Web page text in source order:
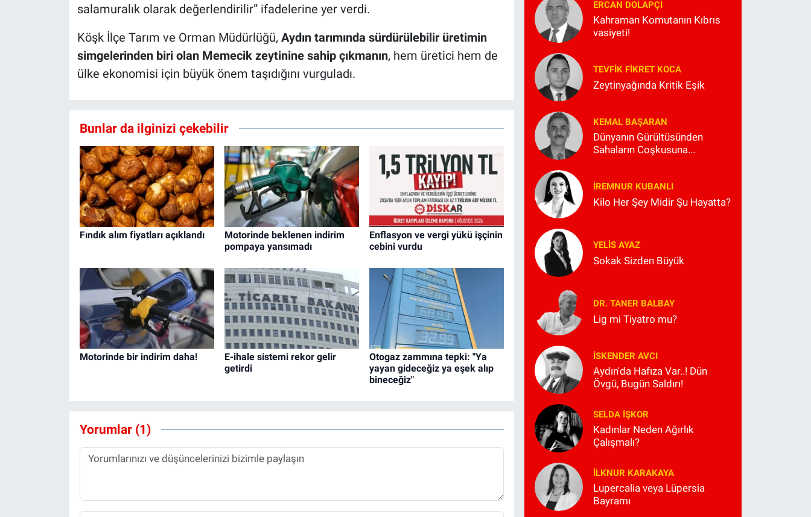
salamuralık olarak değerlendirilir” ifadelerine yer verdi.
Köşk İlçe Tarım ve Orman Müdürlüğü, Aydın tarımında sürdürülebilir üretimin
simgelerinden biri olan Memecik zeytinine sahip çıkmanın, hem üretici hem de
ülke ekonomisi için büyük önem taşıdığını vurguladı.
Bunlar da ilginizi çekebilir
Fındık alım fiyatları açıklandı
Motorinde beklenen indirim
pompaya yansımadı
Enflasyon ve vergi yükü işçinin
cebini vurdu
Motorinde bir indirim daha!
E-ihale sistemi rekor gelir
getirdi
Otogaz zammına tepki: "Ya
yayan gideceğiz ya eşek alıp
bineceğiz"
Yorumlar (1)
ERCAN DOLAPÇI
Kahraman Komutanın Kıbrıs
vasiyeti!
TEVFIK FIKRET KOCA
Zeytinyağında Kritik Eşik
KEMAL BAŞARAN
Dünyanın Gürültüsünden
Sahaların Coşkusuna...
İREMNUR KUBANLI
Kilo Her Şey Midir Şu Hayatta?
YELIS AYAZ
Sokak Sizden Büyük
DR. TANER BALBAY
Lig mi Tiyatro mu?
İSKENDER AVCI
Aydın'da Hafıza Var..! Dün
Övgü, Bugün Saldırı!
SELDA İŞKOR
Kadınlar Neden Ağırlık
Çalışmalı?
İLKNUR KARAKAYA
Lupercalia veya Lüpersia
Bayramı